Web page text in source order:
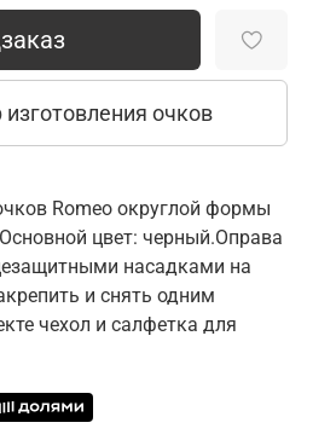
очков
Romeo округлой формы
цвет: черный.Оправа
насадками на
и снять одним
чехол и салфетка для